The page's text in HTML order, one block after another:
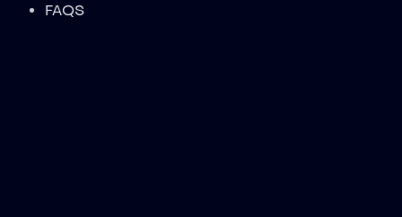
FAQS